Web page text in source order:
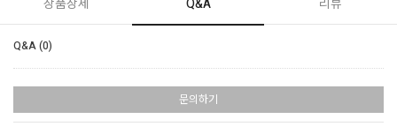
상품상세 Q&A 리뷰
Q&A (0)
문의하기